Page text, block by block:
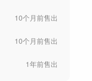
10个月前售出
10个月前售出
1年前售出